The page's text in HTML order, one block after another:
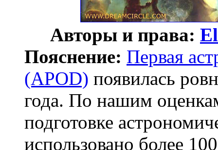
Авторы и права:
Пояснение: Первая
(APOD) появилась
года. По нашим
подготовке
использовано более